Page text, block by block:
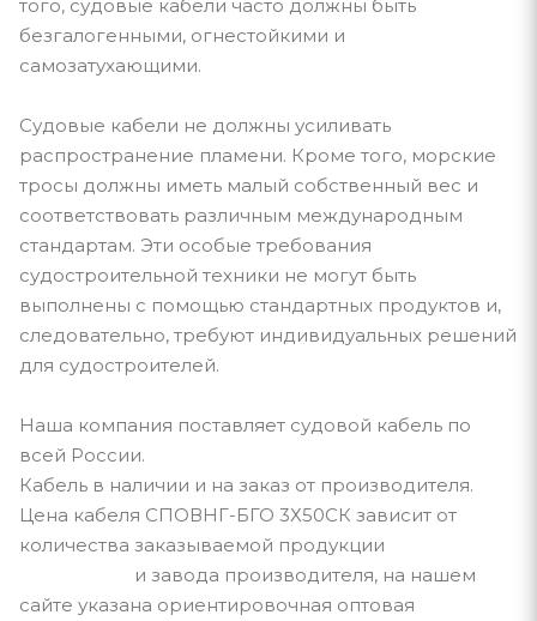
того, судовые кабели часто должны быть
безгалогенными, огнестойкими и
самозатухающими.
Судовые кабели не должны усиливать
распространение пламени. Кроме того, морские
тросы должны иметь малый собственный вес и
соответствовать различным международным
стандартам. Эти особые требования
судостроительной техники не могут быть
выполнены с помощью стандартных продуктов и,
следовательно, требуют индивидуальных решений
для судостроителей.
Наша компания поставляет судовой кабель по
всей России.
Кабель в наличии и на заказ от производителя.
Цена кабеля СПОВНГ-БГО 3Х50СК зависит от
количества заказываемой продукции
и завода производителя, на нашем
сайте указана ориентировочная оптовая